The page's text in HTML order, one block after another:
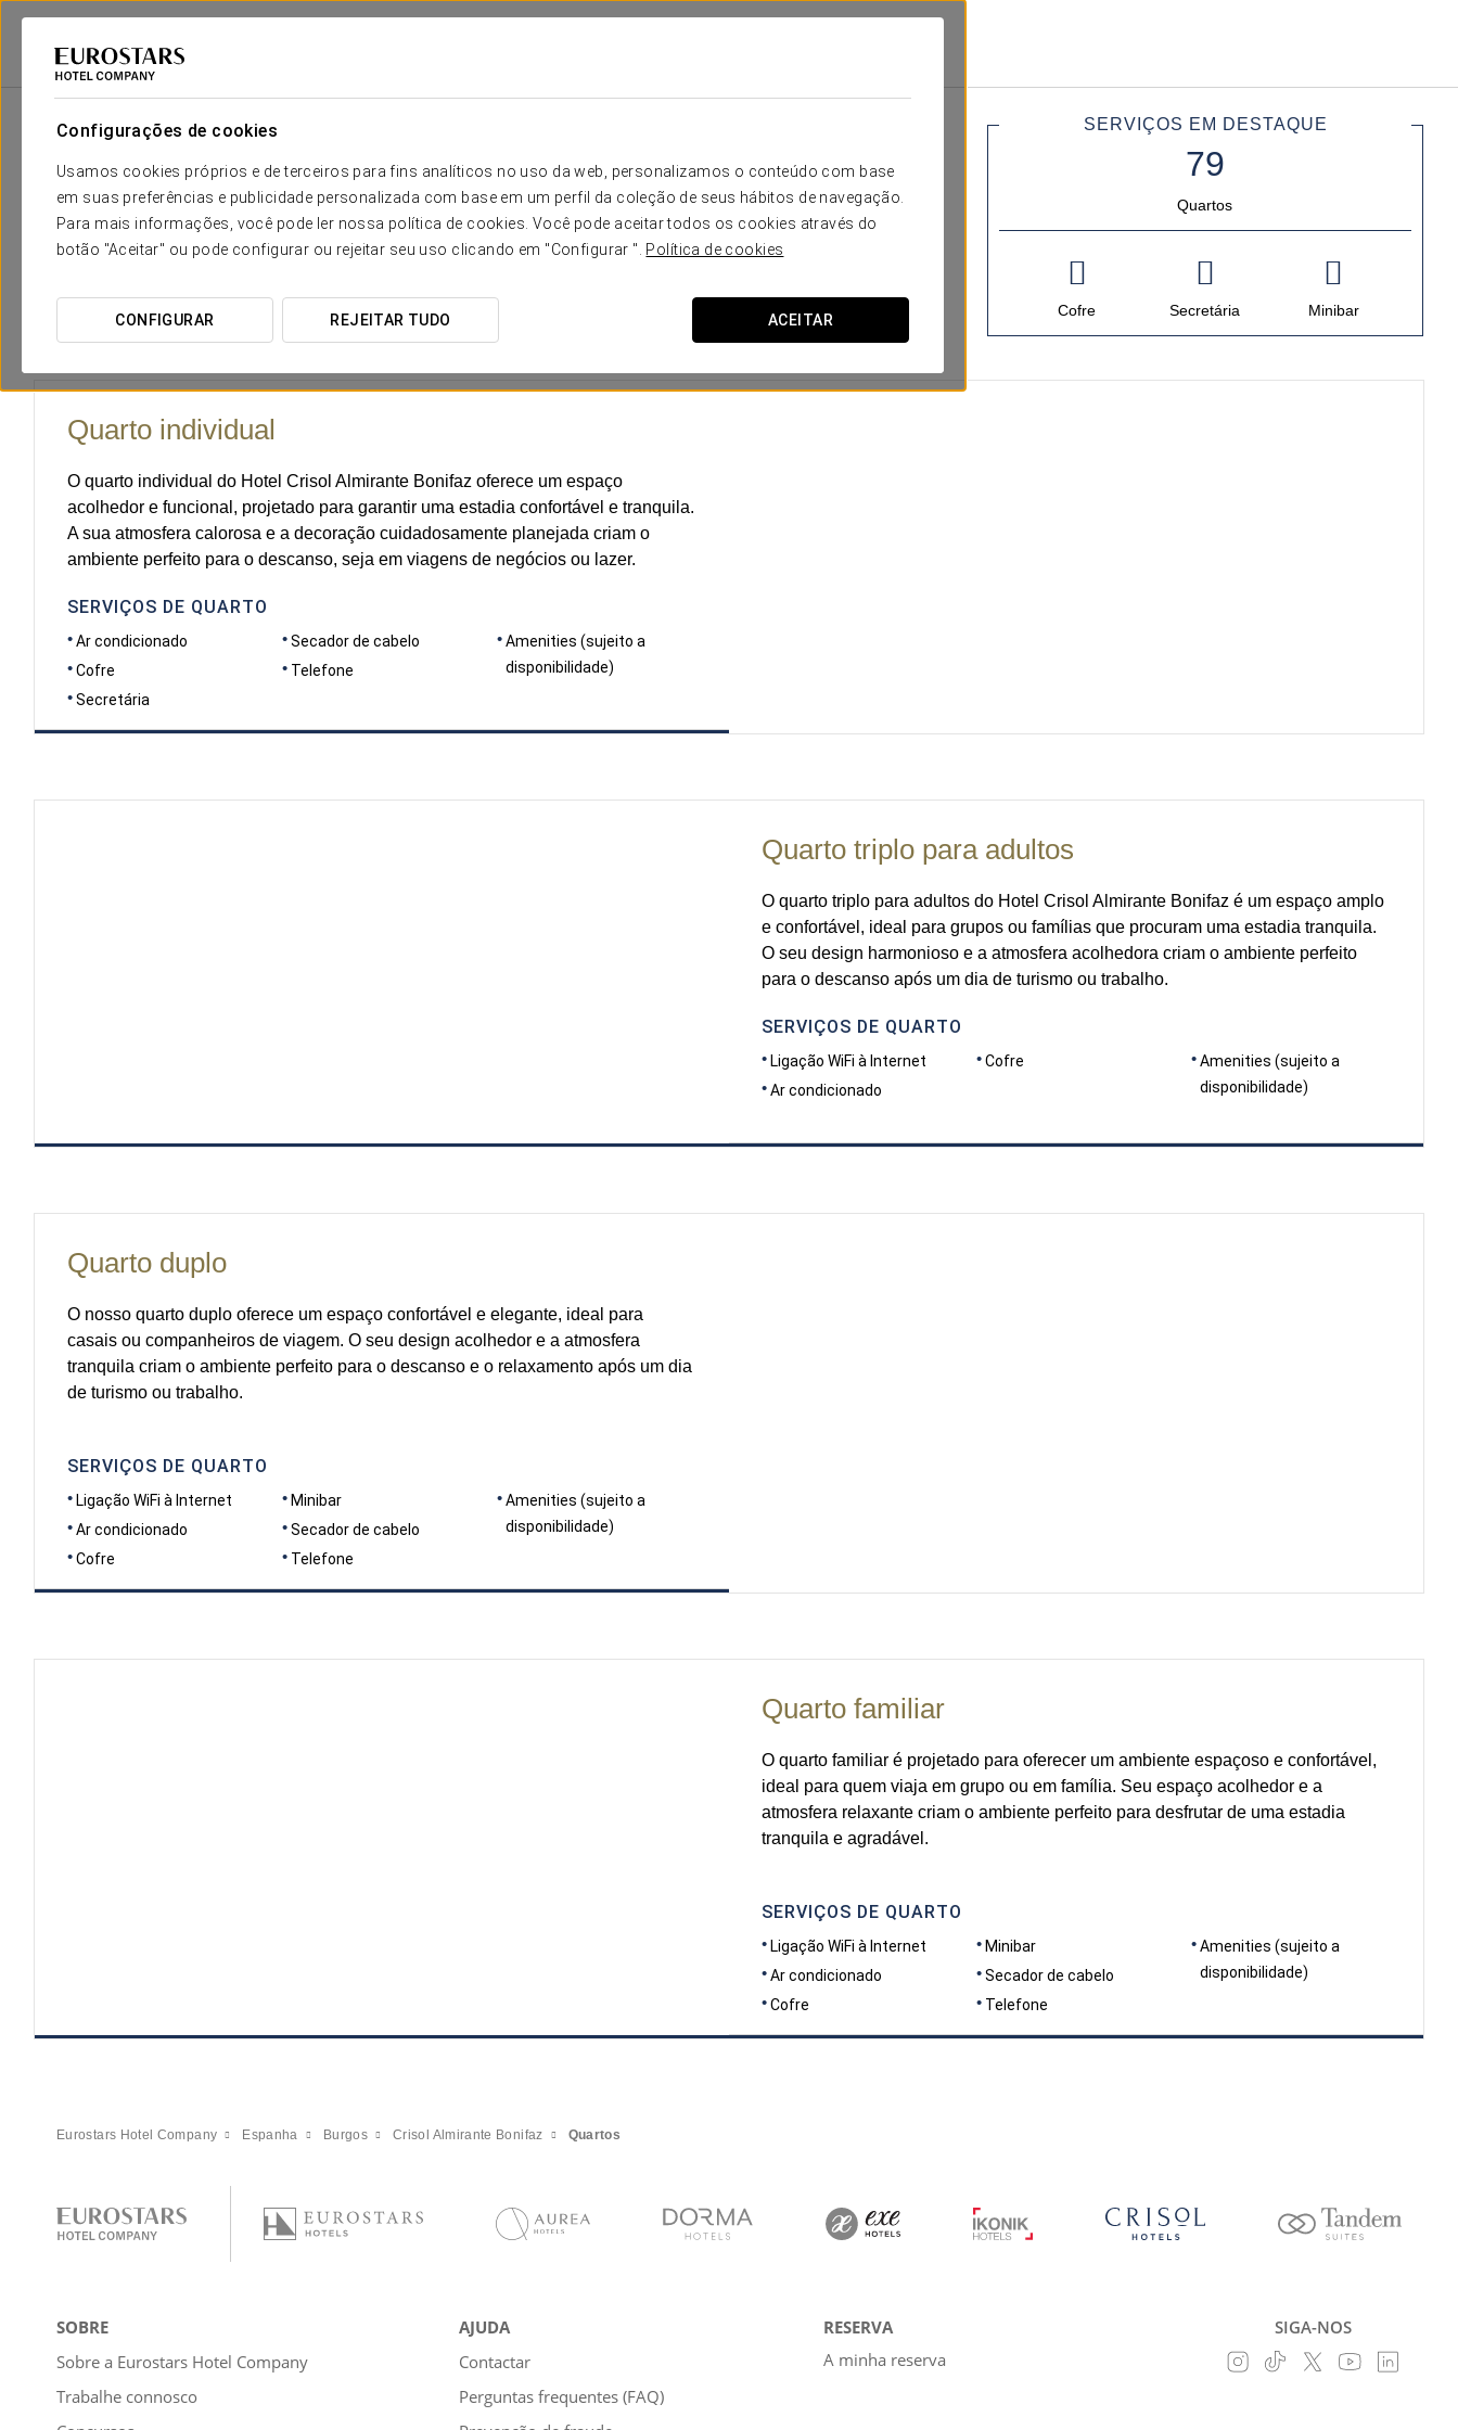
Configurações de cookies
Usamos cookies próprios e de terceiros para fins analíticos no uso da web, personalizamos o conteúdo com base
em suas preferências e publicidade personalizada com base em um perfil da coleção de seus hábitos de navegação.
Para mais informações, você pode ler nossa política de cookies. Você pode aceitar todos os cookies através do
botão "Aceitar" ou pode configurar ou rejeitar seu uso clicando em "Configurar ". Política de cookies
CONFIGURAR REJEITAR TUDO ACEITAR
Eurostars Hotel Company
O conforto e descanso que necessita
O Crisol Almirante Bonifaz oferece aos seus hóspedes 79 quartos amplos e luminosos, equipados com os
serviços da mais alta qualidade. São espaços insonorizados que lhe permitirão desfrutar de uma estadia perfeita
em Burgos.
SERVIÇOS EM DESTAQUE
Quartos
Cofre Secretária Minibar
Quarto individual
O quarto individual do Hotel Crisol Almirante Bonifaz oferece um espaço
acolhedor e funcional, projetado para garantir uma estadia confortável e tranquila.
A sua atmosfera calorosa e a decoração cuidadosamente planejada criam o
ambiente perfeito para o descanso, seja em viagens de negócios ou lazer.
SERVIÇOS DE QUARTO
Ar condicionado
Cofre
Secretária
Secador de cabelo
Telefone
Amenities (sujeito a
disponibilidade)
Quarto triplo para adultos
O quarto triplo para adultos do Hotel Crisol Almirante Bonifaz é um espaço amplo
e confortável, ideal para grupos ou famílias que procuram uma estadia tranquila.
O seu design harmonioso e a atmosfera acolhedora criam o ambiente perfeito
para o descanso após um dia de turismo ou trabalho.
SERVIÇOS DE QUARTO
Ligação WiFi à Internet
Ar condicionado
Cofre
Amenities (sujeito a
disponibilidade)
Quarto duplo
O nosso quarto duplo oferece um espaço confortável e elegante, ideal para
casais ou companheiros de viagem. O seu design acolhedor e a atmosfera
tranquila criam o ambiente perfeito para o descanso e o relaxamento após um dia
de turismo ou trabalho.
SERVIÇOS DE QUARTO
Ligação WiFi à Internet
Ar condicionado
Cofre
Minibar
Secador de cabelo
Telefone
Amenities (sujeito a
disponibilidade)
Quarto familiar
O quarto familiar é projetado para oferecer um ambiente espaçoso e confortável,
ideal para quem viaja em grupo ou em família. Seu espaço acolhedor e a
atmosfera relaxante criam o ambiente perfeito para desfrutar de uma estadia
tranquila e agradável.
SERVIÇOS DE QUARTO
Ligação WiFi à Internet
Ar condicionado
Cofre
Minibar
Secador de cabelo
Telefone
Amenities (sujeito a
disponibilidade)
Eurostars Hotel Company Espanha Burgos Crisol Almirante Bonifaz Quartos
SOBRE
Sobre a Eurostars Hotel Company
Trabalhe connosco
AJUDA
Contactar
Perguntas frequentes (FAQ)
RESERVA
A minha reserva
SIGA-NOS